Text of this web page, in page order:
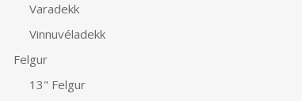
Varadekk
Vinnuvéladekk
Felgur
13" Felgur